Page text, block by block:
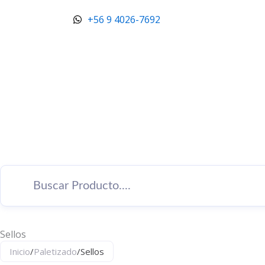
+56 9 4026-7692
Sellos
Inicio/Paletizado/Sellos